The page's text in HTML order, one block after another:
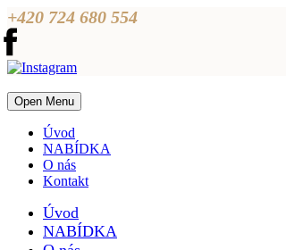
+420 724 680 554
Open Menu
Úvod
NABÍDKA
O nás
Kontakt
Úvod
NABÍDKA